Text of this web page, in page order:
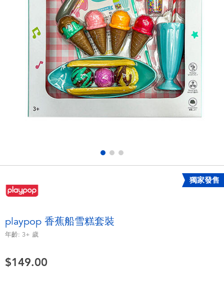
手工藝,文具,蠟筆,泥膠,畫板
娃娃, 芭比,收藏公仔
電子玩具
遊戲及拼圖系列
益智學習玩具
毛毛公仔玩具
夏日用品
Play-Doh培樂多
Pokemon寶可夢
playpop
LEGO樂高
LeapFrog跳跳蛙
12~14歳
14歳以上
獨家發售
playpop 香蕉船雪糕套裝
年齡: 3+ 歲
$149.00